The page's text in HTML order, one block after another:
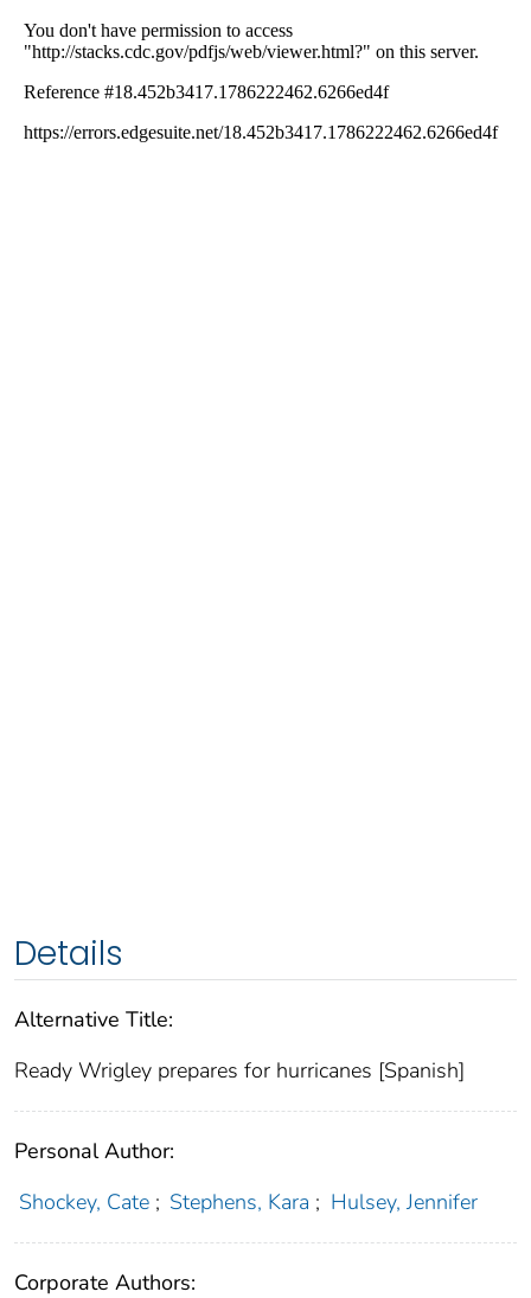
Details
Alternative Title:
Ready Wrigley prepares for hurricanes [Spanish]
Personal Author:
Shockey, Cate ; Stephens, Kara ; Hulsey, Jennifer
Corporate Authors: